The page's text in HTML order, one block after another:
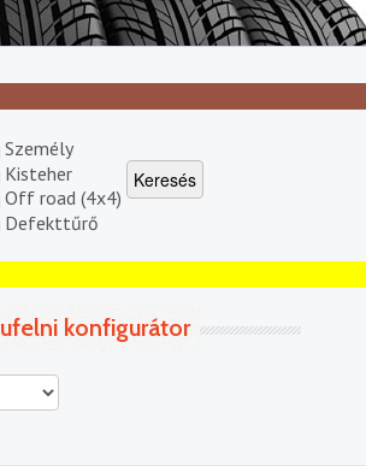
Személy
Kisteher
Off road (4x4)
Defekttűrő
konfigurátor